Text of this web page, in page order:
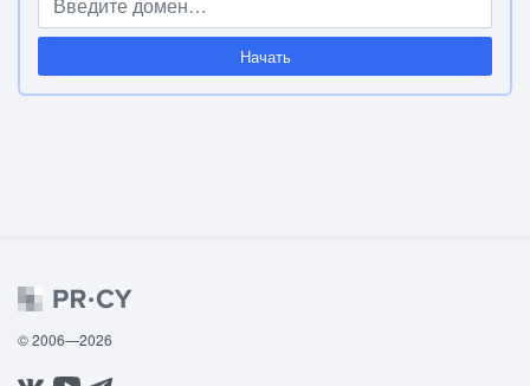
Начать
© 2006—2026